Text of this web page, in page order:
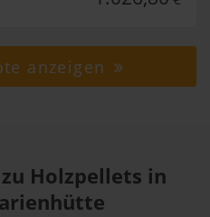
anzeigen
Holzpellets in